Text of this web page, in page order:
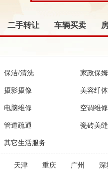
二手转让 车辆买卖
保洁/清洗 家政保姆
摄影摄像 美容纤体
电脑维修 空调维修
管道疏通 瓷砖美缝
其它生活服务
天津 重庆 广州 深